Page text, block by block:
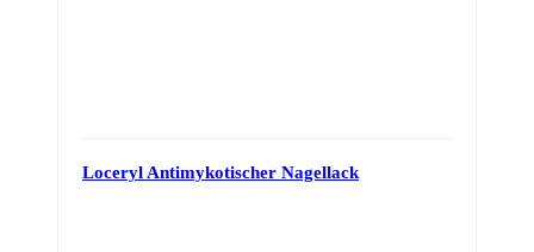
Loceryl Antimykotischer Nagellack